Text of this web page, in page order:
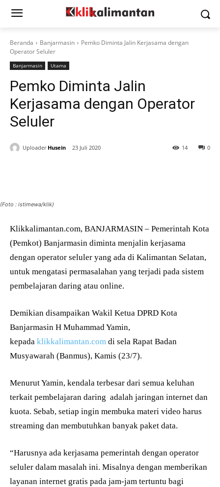
Beranda Banjarmasin
Pemko Diminta Jalin Kerjasama dengan
Operator Seluler
Banjarmasin Utama
Pemko Diminta Jalin
Kerjasama dengan Operator
Seluler
Uploader Husein 23 Juli 2020 0
14
(Foto : istimewa/klik)
Klikkalimantan.com, BANJARMASIN – Pemerintah Kota
(Pemkot) Banjarmasin diminta menjalin kerjasama
dengan operator seluler yang ada di Kalimantan Selatan,
untuk mengatasi permasalahan yang terjadi pada sistem
pembelajaran daring atau online.
Demikian disampaikan Wakil Ketua DPRD Kota
Banjarmasin H Muhammad Yamin,
kepada klikkalimantan.com di sela Rapat Badan
Musyawarah (Banmus), Kamis (23/7).
Menurut Yamin, kendala terbesar dari semua keluhan
terkait pembelajaran daring adalah jaringan internet dan
kuota. Sebab, setiap ingin membuka materi video harus
streaming dan membutuhkan banyak paket data.
“Harusnya ada kerjasama pemerintah dengan operator
seluler dalam masalah ini. Misalnya dengan memberikan
layanan internet gratis pada jam-jam tertuntu bagi